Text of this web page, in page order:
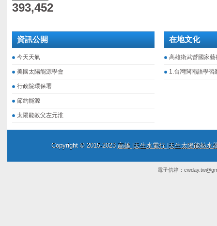
393,452
資訊公開
今天天氣
美國太陽能源學會
行政院環保署
節約能源
太陽能教父左元淮
在地文化
高雄衛武營國家藝
1.台灣閩南語學習
Copyright © 2015-2023 高雄 |天生水電行 |天生太陽能熱水
電子信箱：